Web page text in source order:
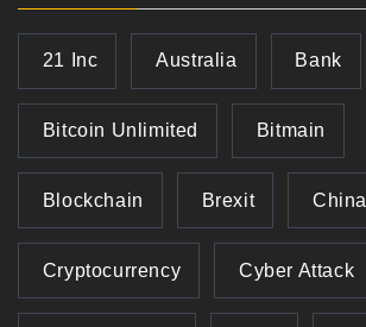
21 Inc Australia Bank
Bitcoin Unlimited Bitmain
Blockchain Brexit China
Cryptocurrency Cyber Attack